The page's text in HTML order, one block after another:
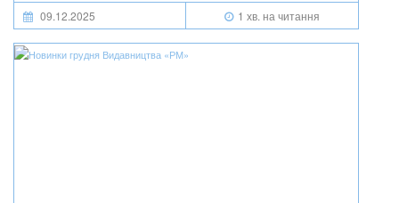
09.12.2025 1 хв. на читання